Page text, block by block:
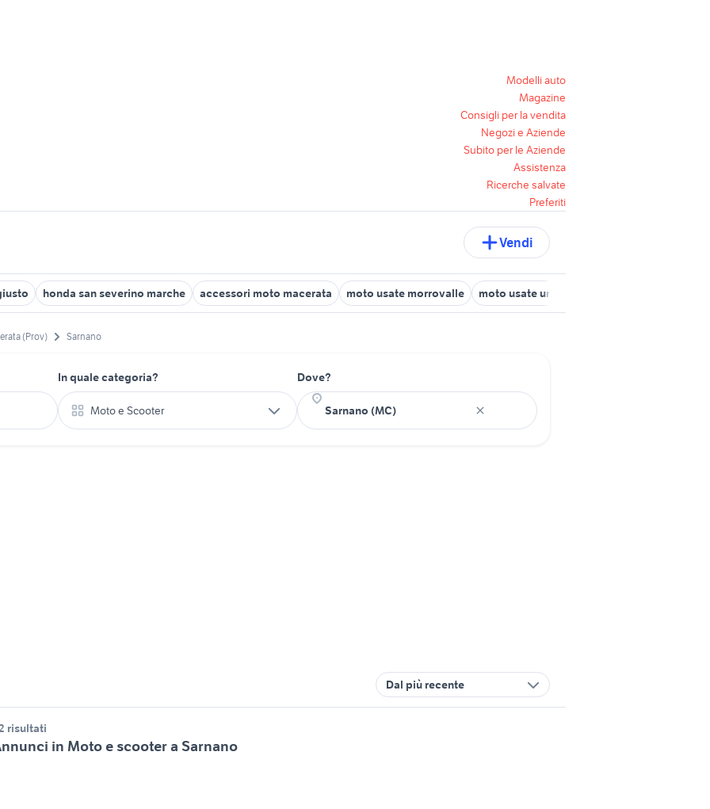
Modelli auto
Magazine
Consigli per la vendita
Negozi e Aziende
Subito per le Aziende
Assistenza
Ricerche salvate
Preferiti
Vendi
honda san severino marche accessori moto macerata moto usate morrovalle moto usate urbisaglia
(Prov) Sarnano
In quale categoria?
Moto e Scooter
Dove?
Dal più recente
risultati
in Moto e scooter a Sarnano